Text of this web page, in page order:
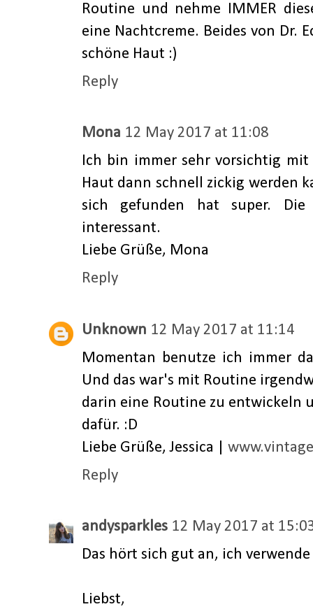
Routine und nehme IMMER
eine Nachtcreme. Beides von Dr.
schöne Haut :)
Reply
Mona 12 May 2017 at 11:08
Ich bin immer sehr vorsichtig
Haut dann schnell zickig werden
sich gefunden hat super.
interessant.
Liebe Grüße, Mona
Reply
Unknown 12 May 2017 at 11:14
Momentan benutze ich immer
Und das war's mit Routine
darin eine Routine zu entwickeln
dafür. :D
Liebe Grüße, Jessica |
Reply
andysparkles 12 May 2017 at
Das hört sich gut an, ich
Liebst,